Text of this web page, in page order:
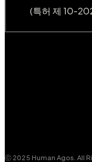
(특허 제 10-
ⓒ 2025 Human Agos. All